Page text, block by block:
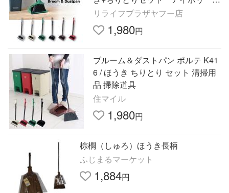
レッド グリーン ブラウン ブラッ
ク グレー
リライフプラザヤフー店
1,980円
ブルーム＆ダストパン ポルテ K41
6 / ほうき ちりとり セット 清掃用
品 掃除道具
住マイル
1,980円
棕櫚（しゅろ）ほうき長柄
ふじまるマーケット
1,884円